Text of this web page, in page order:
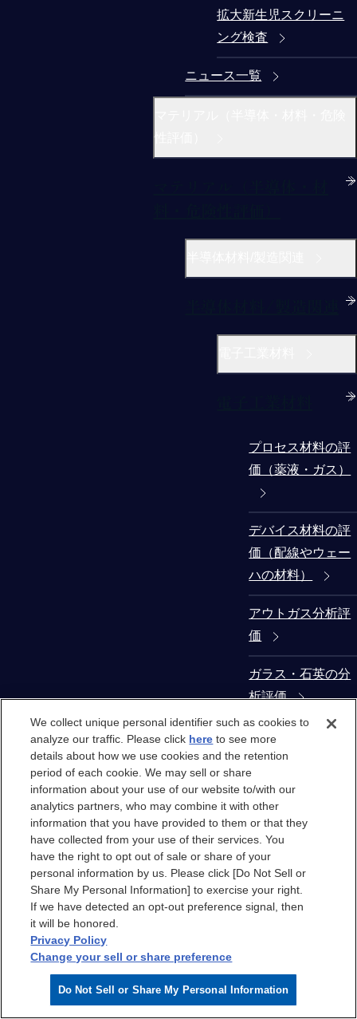
拡大新生児スクリーニ
ング検査
ニュース一覧
プロセス材料の評
価（薬液・ガス）
デバイス材料の評
価（配線やウェー
ハの材料）
アウトガス分析評
価
ガラス・石英の分
析評価
コンタミネーショ
ン・異物解析
製造装置部材から
の抽出物・溶出物
評価
クリーンルーム
クリーンルームエ
アのケミカル汚染
We collect unique personal identifier such as cookies to
analyze our traffic. Please click here to see more
details about how we use cookies and the retention
period of each cookie. We may sell or share
information about your use of our website to/with our
analytics partners, who may combine it with other
information that you have provided to them or that they
have collected from your use of their services. You
have the right to opt out of sale or share of your
personal information by us. Please click [Do Not Sell or
Share My Personal Information] to exercise your right.
If we have detected an opt-out preference signal, then
it will be honored.
Privacy Policy
Change your sell or share preference
Do Not Sell or Share My Personal Information